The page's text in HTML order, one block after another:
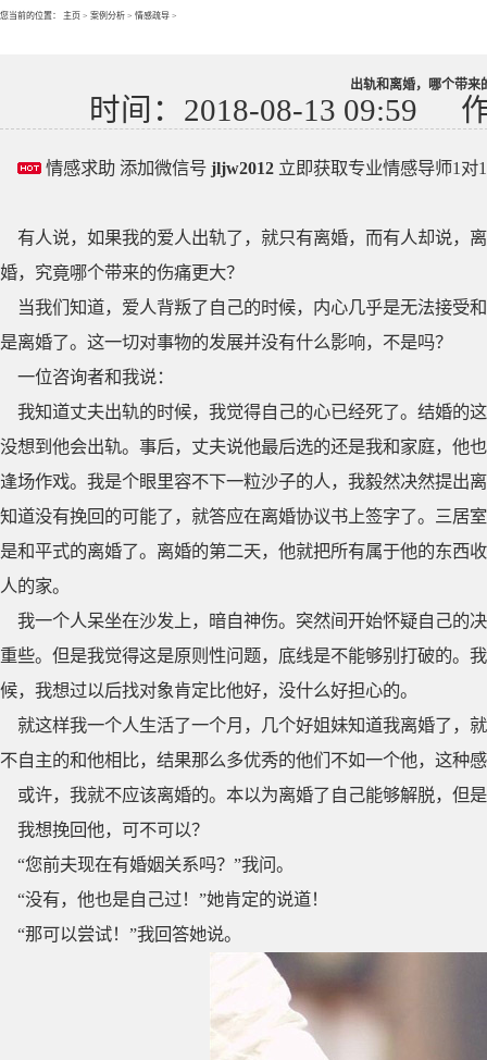
您当前的位置： 主页 > 案例分析 > 情感疏导 >
出轨和离婚，哪个带来
时间：2018-08-13 09:59
情感求助 添加微信号 jljw2012 立即获取专业情感导师1对
有人说，如果我的爱人出轨了，就只有离婚，而有人却说，
婚，究竟哪个带来的伤痛更大？
当我们知道，爱人背叛了自己的时候，内心几乎是无法接受
是离婚了。这一切对事物的发展并没有什么影响，不是吗？
一位咨询者和我说：
我知道丈夫出轨的时候，我觉得自己的心已经死了。结婚的
没想到他会出轨。事后，丈夫说他最后选的还是我和家庭，他
逢场作戏。我是个眼里容不下一粒沙子的人，我毅然决然提出
知道没有挽回的可能了，就答应在离婚协议书上签字了。三居
是和平式的离婚了。离婚的第二天，他就把所有属于他的东西
人的家。
我一个人呆坐在沙发上，暗自神伤。突然间开始怀疑自己的
重些。但是我觉得这是原则性问题，底线是不能够别打破的。
候，我想过以后找对象肯定比他好，没什么好担心的。
就这样我一个人生活了一个月，几个好姐妹知道我离婚了，
不自主的和他相比，结果那么多优秀的他们不如一个他，这种
或许，我就不应该离婚的。本以为离婚了自己能够解脱，但
我想挽回他，可不可以？
“您前夫现在有婚姻关系吗？”我问。
“没有，他也是自己过！”她肯定的说道！
“那可以尝试！”我回答她说。